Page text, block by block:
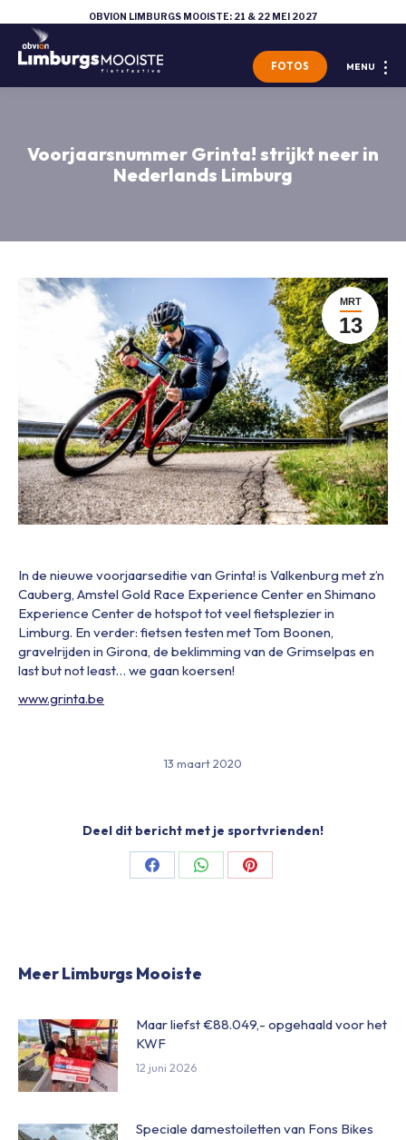
OBVION LIMBURGS MOOISTE: 21 & 22 MEI 2027
MENU
FOTOS
Voorjaarsnummer Grinta! strijkt neer in
Nederlands Limburg
MRT
13
In de nieuwe voorjaarseditie van Grinta! is Valkenburg met z’n
Cauberg, Amstel Gold Race Experience Center en Shimano
Experience Center de hotspot tot veel fietsplezier in
Limburg. En verder: fietsen testen met Tom Boonen,
gravelrijden in Girona, de beklimming van de Grimselpas en
last but not least… we gaan koersen!
www.grinta.be
13 maart 2020
Deel dit bericht met je sportvrienden!
Share
Share
Share
Meer Limburgs Mooiste
Maar liefst €88.049,- opgehaald voor het
KWF
12 juni 2026
Speciale damestoiletten van Fons Bikes